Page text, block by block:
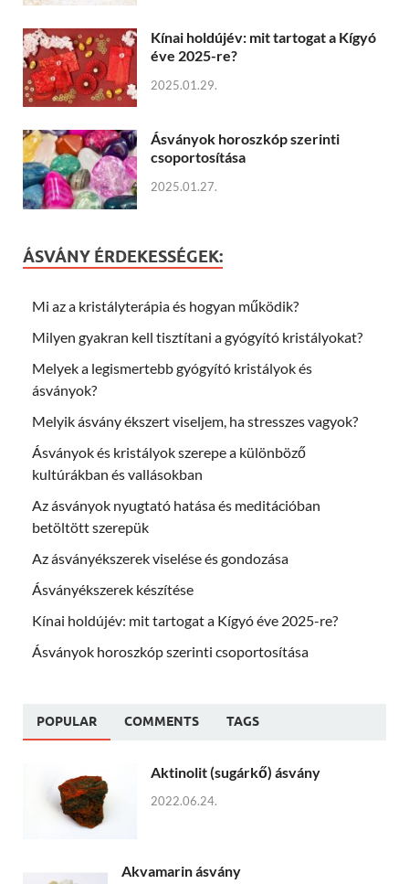
Kínai holdújév: mit tartogat a Kígyó
éve 2025-re?
2025.01.29.
Ásványok horoszkóp szerinti
csoportosítása
2025.01.27.
ÁSVÁNY ÉRDEKESSÉGEK:
Mi az a kristályterápia és hogyan működik?
Milyen gyakran kell tisztítani a gyógyító kristályokat?
Melyek a legismertebb gyógyító kristályok és
ásványok?
Melyik ásvány ékszert viseljem, ha stresszes vagyok?
Ásványok és kristályok szerepe a különböző
kultúrákban és vallásokban
Az ásványok nyugtató hatása és meditációban
betöltött szerepük
Az ásványékszerek viselése és gondozása
Ásványékszerek készítése
Kínai holdújév: mit tartogat a Kígyó éve 2025-re?
Ásványok horoszkóp szerinti csoportosítása
POPULAR COMMENTS TAGS
Aktinolit (sugárkő) ásvány
2022.06.24.
Akvamarin ásvány